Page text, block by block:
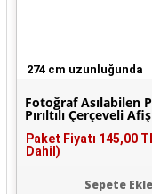
274 cm uzunluğunda
Fotoğraf Asılabilen
Pırıltılı Çerçeveli Afiş
Paket Fiyatı 145,00
Dahil)
Sepete Ekle